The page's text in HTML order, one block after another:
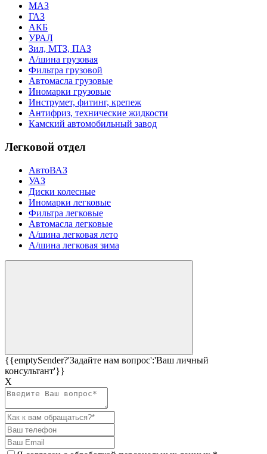
МАЗ
ГАЗ
АКБ
УРАЛ
Зил, МТЗ, ПАЗ
А/шина грузовая
Фильтра грузовой
Автомасла грузовые
Иномарки грузовые
Инструмет, фитинг, крепеж
Антифриз, технические жидкости
Камский автомобильный завод
Легковой отдел
АвтоВАЗ
УАЗ
Диски колесные
Иномарки легковые
Фильтра легковые
Автомасла легковые
А/шина легковая лето
А/шина легковая зима
{{emptySender?'Задайте нам вопрос':'Ваш личный
консультант'}}
Х